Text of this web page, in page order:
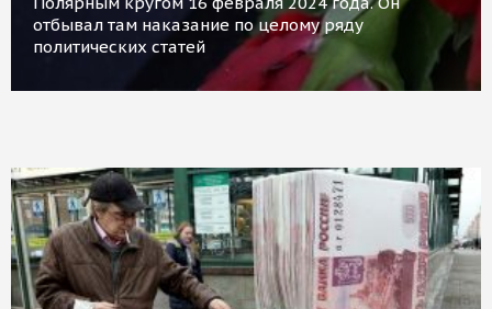
отбывал там наказание по целому ряду
политических статей